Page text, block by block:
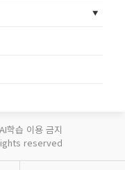
학습 이용 금지
reserved